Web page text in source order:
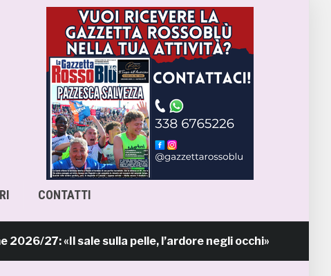
CONTATTI
«Il sale sulla pelle, l’ardore negli occhi»